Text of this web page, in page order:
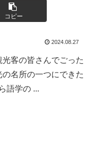
コピー
2024.08.27
客の皆さんでごった
名所の一つにできた
語学の ...